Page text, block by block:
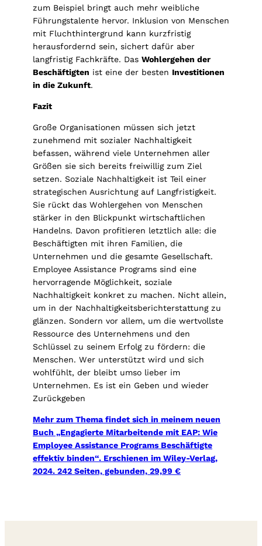
zum Beispiel bringt auch mehr weibliche
Führungstalente hervor. Inklusion von Menschen
mit Fluchthintergrund kann kurzfristig
herausfordernd sein, sichert dafür aber
langfristig Fachkräfte. Das Wohlergehen der
Beschäftigten ist eine der besten Investitionen
in die Zukunft.
Fazit
Große Organisationen müssen sich jetzt
zunehmend mit sozialer Nachhaltigkeit
befassen, während viele Unternehmen aller
Größen sie sich bereits freiwillig zum Ziel
setzen. Soziale Nachhaltigkeit ist Teil einer
strategischen Ausrichtung auf Langfristigkeit.
Sie rückt das Wohlergehen von Menschen
stärker in den Blickpunkt wirtschaftlichen
Handelns. Davon profitieren letztlich alle: die
Beschäftigten mit ihren Familien, die
Unternehmen und die gesamte Gesellschaft.
Employee Assistance Programs sind eine
hervorragende Möglichkeit, soziale
Nachhaltigkeit konkret zu machen. Nicht allein,
um in der Nachhaltigkeitsberichterstattung zu
glänzen. Sondern vor allem, um die wertvollste
Ressource des Unternehmens und den
Schlüssel zu seinem Erfolg zu fördern: die
Menschen. Wer unterstützt wird und sich
wohlfühlt, der bleibt umso lieber im
Unternehmen. Es ist ein Geben und wieder
Zurückgeben
Mehr zum Thema findet sich in meinem neuen
Buch „Engagierte Mitarbeitende mit EAP: Wie
Employee Assistance Programs Beschäftigte
effektiv binden“. Erschienen im Wiley-Verlag,
2024. 242 Seiten, gebunden, 29,99 €